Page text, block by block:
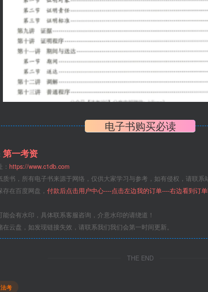
电子书购买必读
第一考资
https://www.c1db.com
书，所有电子书来源于网络，仅供大家学习与参考，如有侵权，请联系
在百度网盘， 付款后点击用户中心----点击左边我的订单----右边看到订
能会有水印，具体联系客服咨询，介意水印的请绕道！
云盘，如发现链接失效，请联系我们我们会第一时间更新。
THE END
法考